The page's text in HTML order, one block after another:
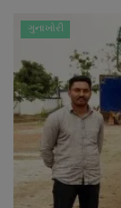
ગુનાખોરી